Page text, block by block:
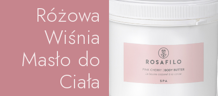
Różowa
Wiśnia
Masło do
Ciała